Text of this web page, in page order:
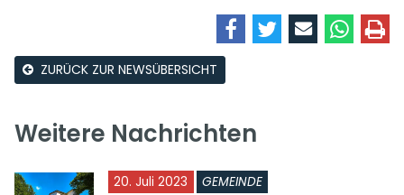
ZURÜCK ZUR NEWSÜBERSICHT
Weitere Nachrichten
20. Juli 2023 GEMEINDE